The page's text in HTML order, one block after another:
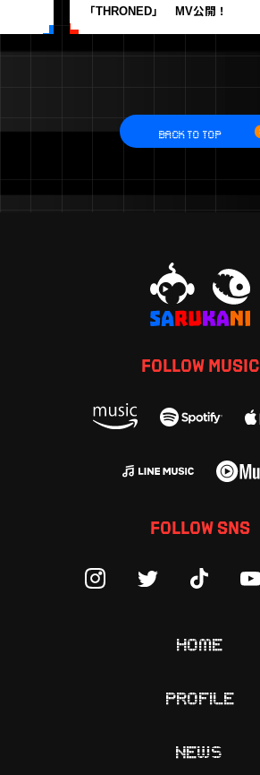
「THRONED」 MV公開！
BACK TO TOP
FOLLOW MUSIC
FOLLOW SNS
HOME
PROFILE
NEWS